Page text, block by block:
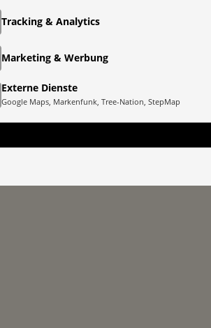
Tracking & Analytics
Marketing & Werbung
Externe Dienste
Google Maps, Markenfunk, Tree-Nation, StepMap